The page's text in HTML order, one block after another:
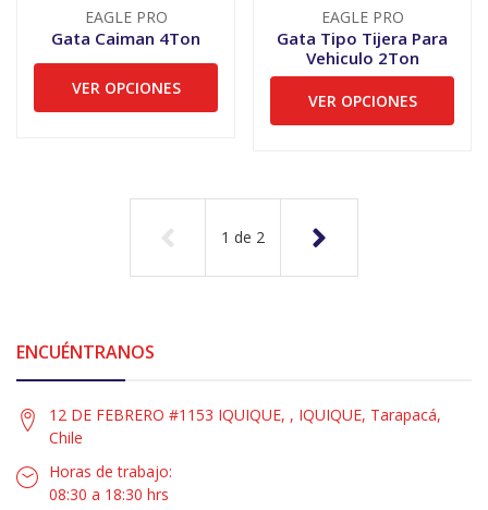
EAGLE PRO
Gata Caiman 4Ton
VER OPCIONES
EAGLE PRO
Gata Tipo Tijera Para
Vehiculo 2Ton
VER OPCIONES
1 de 2
ENCUÉNTRANOS
12 DE FEBRERO #1153 IQUIQUE, , IQUIQUE, Tarapacá,
Chile
Horas de trabajo:
08:30 a 18:30 hrs